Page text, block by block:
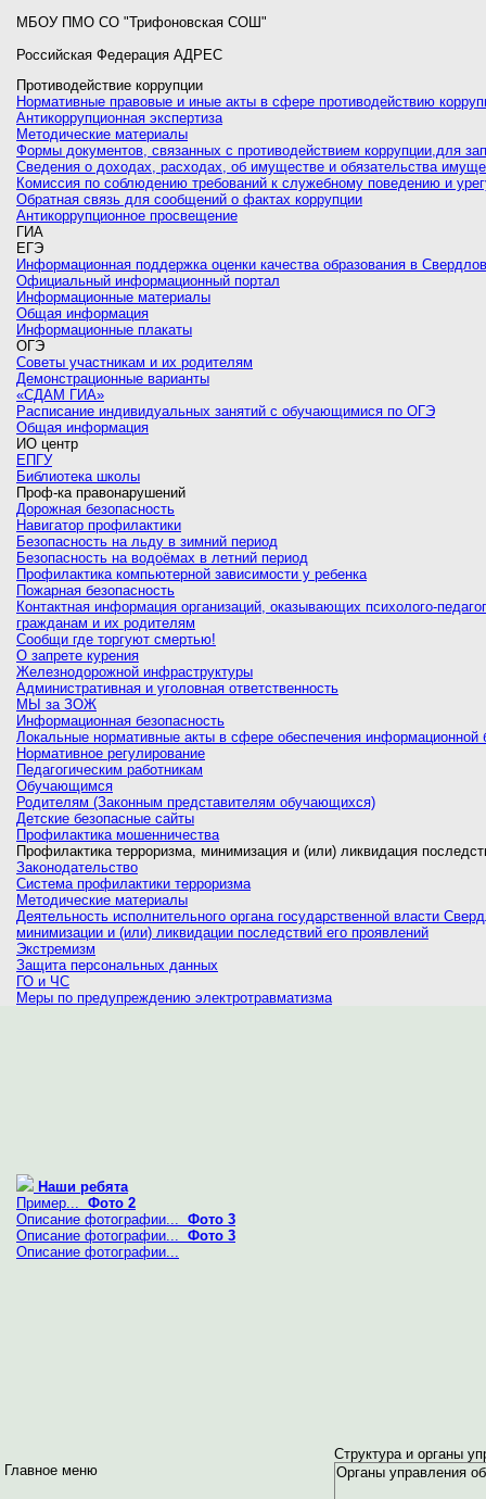
МБОУ ПМО СО "Трифоновская СОШ"
Российская Федерация АДРЕС
Противодействие коррупции
Нормативные правовые и иные акты в сфере противодействию
Антикоррупционная экспертиза
Методические материалы
Формы документов, связанных с противодействием коррупции,для
Сведения о доходах, расходах, об имуществе и обязательства
Комиссия по соблюдению требований к служебному поведению и
Обратная связь для сообщений о фактах коррупции
Антикоррупционное просвещение
ГИА
ЕГЭ
Информационная поддержка оценки качества образования в
Официальный информационный портал
Информационные материалы
Общая информация
Информационные плакаты
ОГЭ
Советы участникам и их родителям
Демонстрационные варианты
«СДАМ ГИА»
Расписание индивидуальных занятий с обучающимися по ОГЭ
Общая информация
ИО центр
ЕПГУ
Библиотека школы
Проф-ка правонарушений
Дорожная безопасность
Навигатор профилактики
Безопасность на льду в зимний период
Безопасность на водоёмах в летний период
Профилактика компьютерной зависимости у ребенка
Пожарная безопасность
Контактная информация организаций, оказывающих психолого-
гражданам и их родителям
Сообщи где торгуют смертью!
О запрете курения
Железнодорожной инфраструктуры
Административная и уголовная ответственность
МЫ за ЗОЖ
Информационная безопасность
Локальные нормативные акты в сфере обеспечения информационной
Нормативное регулирование
Педагогическим работникам
Обучающимся
Родителям (Законным представителям обучающихся)
Детские безопасные сайты
Профилактика мошенничества
Профилактика терроризма, минимизация и (или) ликвидация
Законодательство
Система профилактики терроризма
Методические материалы
Деятельность исполнительного органа государственной власти
минимизации и (или) ликвидации последствий его проявлений
Экстремизм
Защита персональных данных
ГО и ЧС
Меры по предупреждению электротравматизма
Наши ребята
Пример... Фото 2
Описание фотографии... Фото 3
Описание фотографии... Фото 3
Описание фотографии...
Главное меню
Структура и органы
Органы управления